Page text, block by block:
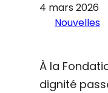
4 mars 2026
Nouvelles
À la
dignité